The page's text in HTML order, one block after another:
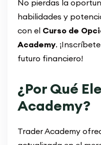
No pierdas la
habilidades y
con el Curso de
Academy.
futuro financiero!
¿Por Qué
Academy?
Trader Academy